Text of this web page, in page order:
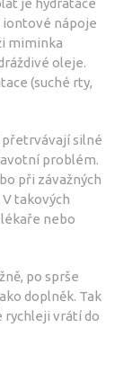
je hydratace
iontové nápoje
miminka
oleje.
(suché rty,
přetrvávají silné
problém.
při závažných
takových
nebo
po sprše
doplněk. Tak
rychleji vrátí do